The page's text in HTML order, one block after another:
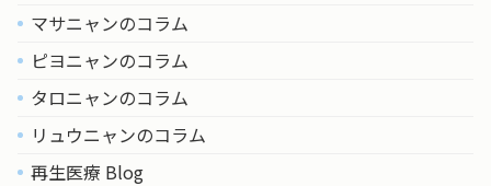
マサニャンのコラム
ピヨニャンのコラム
タロニャンのコラム
リュウニャンのコラム
再生医療 Blog